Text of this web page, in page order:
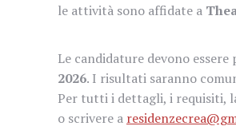
le attività sono affidate a
Le candidature devono
2026. I risultati saranno
Per tutti i dettagli, i requisiti,
o scrivere a